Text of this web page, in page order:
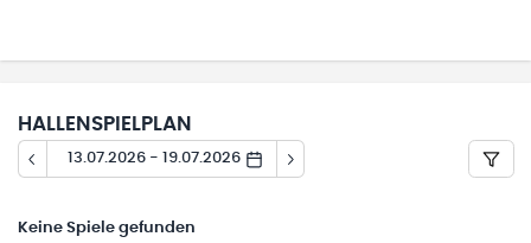
HALLENSPIELPLAN
13.07.2026 - 19.07.2026
Keine Spiele gefunden